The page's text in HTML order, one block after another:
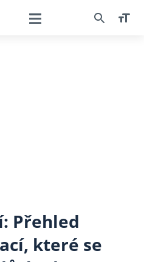
Přehled
které se